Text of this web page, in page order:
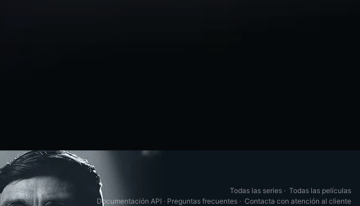
Todas las series · Todas las películas
Documentación API · Preguntas frecuentes · Contacta con atención al cliente